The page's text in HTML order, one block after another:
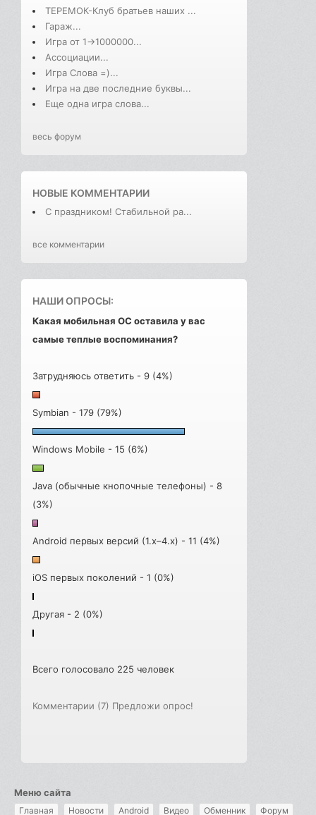
ТЕРЕМОК-Клуб братьев наших ...
Гараж...
Игра от 1->1000000...
Ассоциации...
Игра Слова =)...
Игра на две последние буквы...
Еще одна игра слова...
весь форум
НОВЫЕ КОММЕНТАРИИ
С праздником! Стабильной ра...
все комментарии
НАШИ ОПРОСЫ:
Какая мобильная ОС оставила у вас
самые теплые воспоминания?
Затрудняюсь ответить - 9 (4%)
Symbian - 179 (79%)
Windows Mobile - 15 (6%)
Java (обычные кнопочные телефоны) - 8
(3%)
Android первых версий (1.x–4.x) - 11 (4%)
iOS первых поколений - 1 (0%)
Другая - 2 (0%)
Всего голосовало 225 человек
Комментарии (7) Предложи опрос!
Меню сайта
Главная Новости Android Видео Обменник Форум